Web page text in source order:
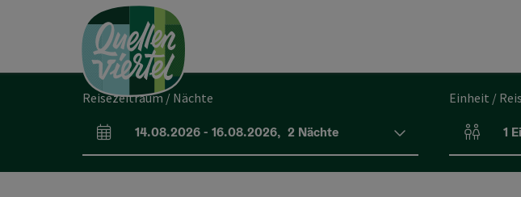
Zum InhaltAccesskey
[0]
Zur NavigationAccesskey
Zum Seitenanfang Accesskey
Reisezeitraum / Nächte
An- und Abreisefelder
14.08.2026- 16.08.2026, 2 Nächte 1